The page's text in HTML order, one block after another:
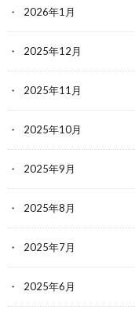
2026年1月
2025年12月
2025年11月
2025年10月
2025年9月
2025年8月
2025年7月
2025年6月